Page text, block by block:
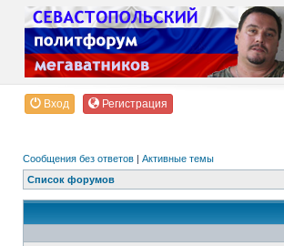
Вход Регистрация
Сообщения без ответов | Активные темы
Список форумов